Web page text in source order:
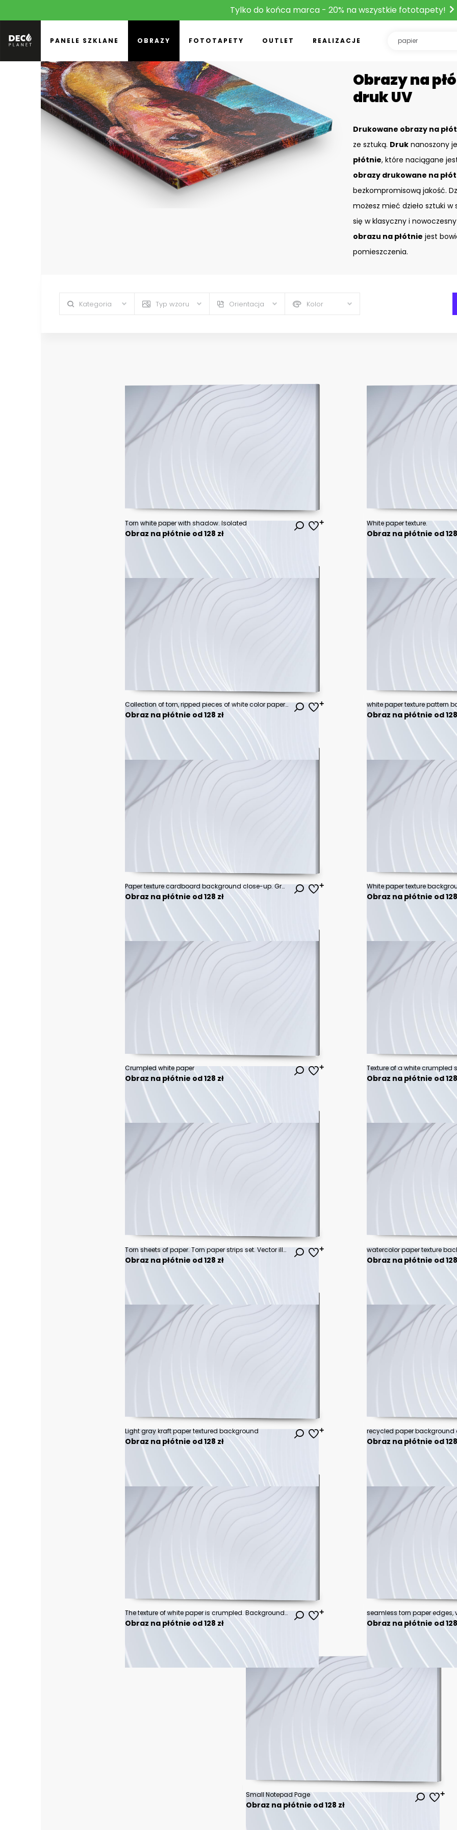
Tylko do końca marca - 20% na wszystkie fototapety!
PANELE SZKLANE OBRAZY FOTOTAPETY OUTLET REALIZACJE
Obrazy na
druk UV
Drukowane obrazy na
ze sztuką. Druk nanoszony
płótnie, które naciągane
obrazy drukowane na
bezkompromisową jakość.
możesz mieć dzieło sztuki
się w klasyczny i
obrazu na płótnie jest
pomieszczenia.
Kategoria Typ wzoru Orientacja Kolor
Torn white paper with shadow. Isolated
Obraz na płótnie od 128 zł
White paper texture.
Obraz na płótnie od 128
Collection of torn, ripped pieces of white color paper. Ripped paper strips. Vector illustration
Obraz na płótnie od 128 zł
white paper texture pattern
Obraz na płótnie od 128
Paper texture cardboard background close-up. Grunge old paper surface texture
Obraz na płótnie od 128 zł
White paper texture
Obraz na płótnie od 128
Crumpled white paper
Obraz na płótnie od 128 zł Obraz na płótnie od 128
Torn sheets of paper. Torn paper strips set. Vector illustration
Obraz na płótnie od 128 zł
watercolor paper texture
Obraz na płótnie od 128
Light gray kraft paper textured background
Obraz na płótnie od 128 zł
recycled paper background
Obraz na płótnie od 128
The texture of white paper is crumpled. Background for various purposes.
Obraz na płótnie od 128 zł
seamless torn paper edges,
Obraz na płótnie od 128
Small Notepad Page
Obraz na płótnie od 128 zł